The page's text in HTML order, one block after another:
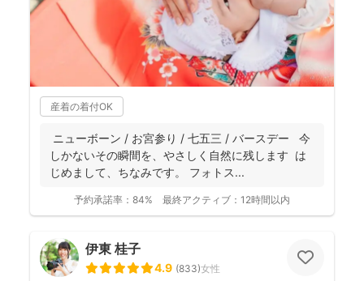
産着の着付OK
ニューボーン / お宮参り / 七五三 / バースデー 今
しかないその瞬間を、やさしく自然に残します は
じめまして、ちなみです。 フォトス...
予約承諾率： 84% 最終アクティブ： 12時間以内
伊東 桂子
4.9 (833)女性